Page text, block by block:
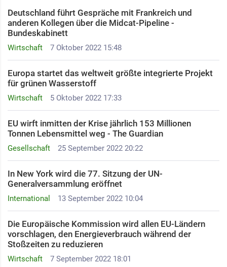
Wirtschaft 7 Oktober 2022 15:48
Deutschland führt Gespräche mit Frankreich und
anderen Kollegen über die Midcat-Pipeline -
Bundeskabinett
Wirtschaft 5 Oktober 2022 17:33
Europa startet das weltweit größte integrierte Projekt
für grünen Wasserstoff
Gesellschaft 25 September 2022 20:22
EU wirft inmitten der Krise jährlich 153 Millionen
Tonnen Lebensmittel weg - The Guardian
International 13 September 2022 10:04
In New York wird die 77. Sitzung der UN-
Generalversammlung eröffnet
Wirtschaft 7 September 2022 18:01
Die Europäische Kommission wird allen EU-Ländern
vorschlagen, den Energieverbrauch während der
Stoßzeiten zu reduzieren